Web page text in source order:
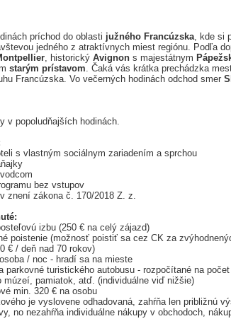
príchod do oblasti južného Francúzska, kde si
jedného z atraktívnych miest regiónu. Podľa
, historický Avignon s majestátnym
starým prístavom. Čaká vás krátka prechádzka
Francúzska. Vo večerných hodinách odchod smer
v popoludňajších hodinách.
s vlastným sociálnym zariadením a sprchou
bez vstupov
znení zákona č. 170/2018 Z. z.
izbu (250 € na celý zájazd)
poistenie (možnosť poistiť sa cez CK za
€ / deň nad 70 rokov)
/ noc - hradí sa na mieste
parkovné turistického autobusu - rozpočítané na
múzeí, pamiatok, atď. (individuálne viď nižšie)
min. 320 € na osobu
je vyslovene odhadovaná, zahŕňa len približnú
no nezahŕňa individuálne nákupy v obchodoch,